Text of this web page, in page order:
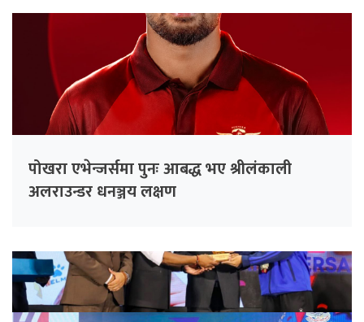
पोखरा एभेन्जर्समा पुनः आबद्ध भए श्रीलंकाली
अलराउन्डर धनञ्जय लक्षण